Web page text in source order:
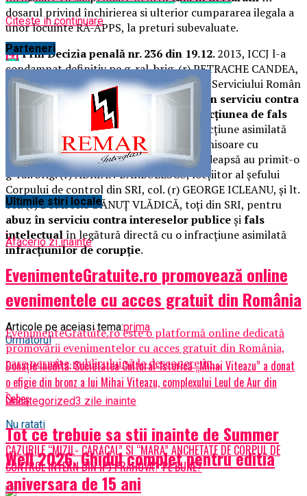
dosarul privind închirierea si ulterior cumpararea ilegala a
unor locuinte RA-APPS, la preturi subevaluate.
[4]Prin Decizia penală nr. 236 din 19.12.2013, ICCJ l-a
condamnat definitiv pe g-ral. brig. (r) PETRACHE CANDEA,
fost şef al Corpului de Control din cadrul Serviciului Român
de Informaţiipentru instigare la abuz în serviciu contra
intereselor publiceşi instigare la infracţiunea de fals
intelectual
în legătură directă cu o infracţiune asimilată
infracţiunilor de corupţie, la doi ani inchisoare cu
suspendare. Alături de acesta, aceeaşi pedeapsă au primit-o
g-ral. brig. (r) ADRIAN BĂRBULESCU, locţiitor al şefului
Corpului de control din SRI, col. (r) GEORGE ICLEANU, şi lt.
col. (r) DUMITRU DĂNUŢ VLĂDICĂ, toţi din SRI, pentru
abuz în serviciu contra intereselor publiceşifals
intelectualîn legătură directă cu o infracţiune asimilată
infracţiunilor de corupţie.
Articole pe aceiasi tema:prima
Urmatorul
Donație inedită: Societatea Cultural-Istorică „Mihai Viteazu” a donat
o efigie din bronz a lui Mihai Viteazu, complexului Leul de Aur din
Sebeș
Nu ratati
CAZURILE “MIZIL- CARACAL” SI “MARA” ANCHETATE DE CORPUL DE
CONTROL INTERN DIN IPJ PRAHOVA? PE BUNE?
Citeste in continuare
Parteneri
Ultimile stiri locale
Afacerio zi inainte
EvenimenteGratuite.ro promovează online
evenimentele cu acces gratuit din România
EvenimenteGratuite.ro este o platformă online dedicată
promovării evenimentelor cu acces gratuit din România,
care permite publicului să le descopere în...
Uncategorized3 zile inainte
Tot ce trebuie sa stii inainte de Summer
Well 2026. Ghidul complet pentru editia
aniversara de 15 ani